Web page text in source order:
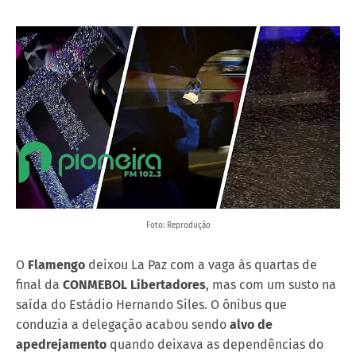
Foto: Reprodução
O Flamengo deixou La Paz com a vaga às quartas de
final da CONMEBOL Libertadores, mas com um susto na
saída do Estádio Hernando Siles. O ônibus que
conduzia a delegação acabou sendo alvo de
apedrejamento quando deixava as dependências do